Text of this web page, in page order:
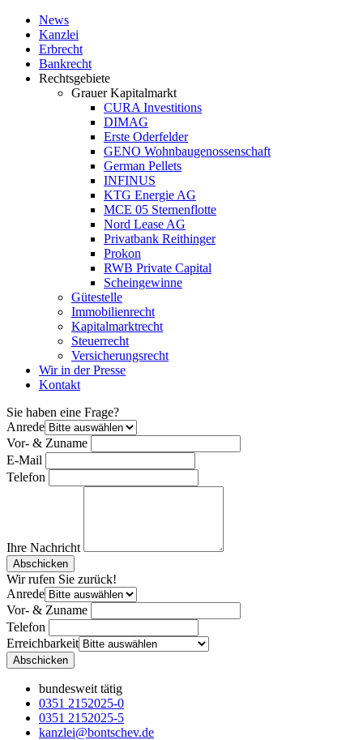
News
Kanzlei
Erbrecht
Bankrecht
Rechtsgebiete
Grauer Kapitalmarkt
CURA Investitions
DIMAG
Erste Oderfelder
GENO Wohnbaugenossenschaft
German Pellets
INFINUS
KTG Energie AG
MCE 05 Sternenflotte
Nord Lease AG
Privatbank Reithinger
Prokon
RWB Private Capital
Scheingewinne
Gütestelle
Immobilienrecht
Kapitalmarktrecht
Steuerrecht
Versicherungsrecht
Wir in der Presse
Kontakt
Sie haben eine Frage?
Anrede
Vor- & Zuname
E-Mail
Telefon
Ihre Nachricht
Bitte nicht ausfüllen.
Abschicken
Wir rufen Sie zurück!
Anrede
Vor- & Zuname
Telefon
Erreichbarkeit
Bitte nicht ausfüllen.
Abschicken
bundesweit tätig
0351 2152025-0
0351 2152025-5
kanzlei@bontschev.de